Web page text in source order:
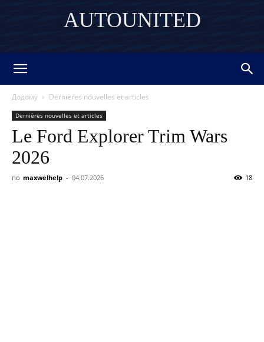
AUTOUNITED
Додому Dernières nouvelles et articles
Dernières nouvelles et articles
Le Ford Explorer Trim Wars
2026
по maxwelhelp - 04.07.2026 18